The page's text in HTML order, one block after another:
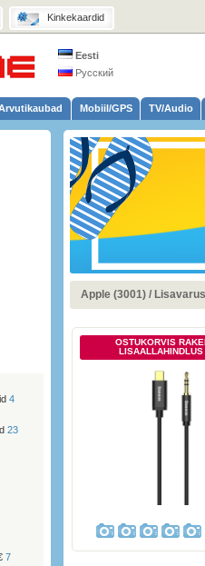
Kinkekaardid
Eesti
Русский
Mobiil/GPS TV/Audio
4
23
7
Apple (3001) /
OSTUKORVIS